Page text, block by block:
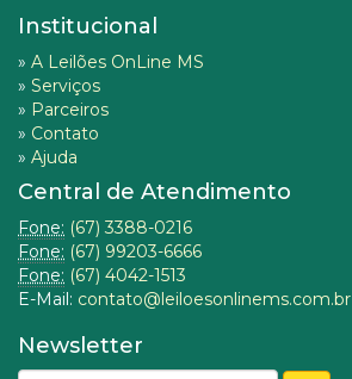
Institucional
» A Leilões OnLine MS
» Serviços
» Parceiros
» Contato
» Ajuda
Central de Atendimento
Fone: (67) 3388-0216
Fone: (67) 99203-6666
Fone: (67) 4042-1513
E-Mail: contato@leiloesonlinems.com.br
Newsletter